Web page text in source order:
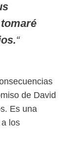
“
de David
Es una
a los